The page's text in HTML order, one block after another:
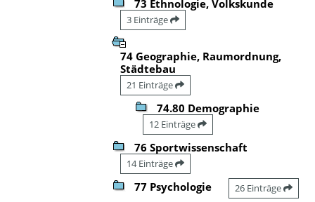
73 Ethnologie, Volkskunde
3 Einträge
74 Geographie, Raumordnung,
Städtebau
21 Einträge
74.80 Demographie
12 Einträge
76 Sportwissenschaft
14 Einträge
77 Psychologie 26 Einträge